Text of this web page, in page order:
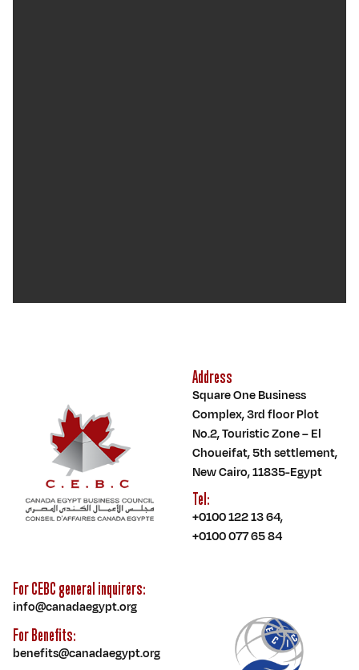
Address
Square One Business
Complex, 3rd floor Plot
No.2, Touristic Zone – El
Choueifat, 5th settlement,
New Cairo, 11835-Egypt
Tel:
+0100 122 13 64,
+0100 077 65 84
For CEBC general inquirers:
info@canadaegypt.org
For Benefits:
benefits@canadaegypt.org